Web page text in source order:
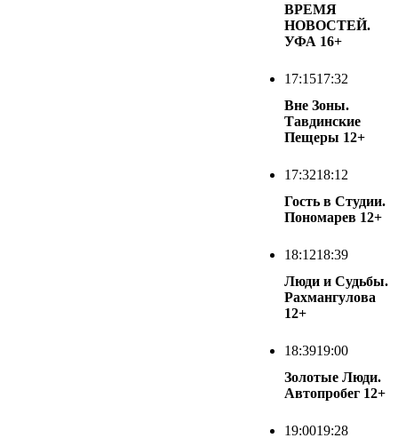
ВРЕМЯ
НОВОСТЕЙ.
УФА 16+
17:1517:32
Вне Зоны.
Тавдинские
Пещеры 12+
17:3218:12
Гость в Студии.
Пономарев 12+
18:1218:39
Люди и Судьбы.
Рахмангулова
12+
18:3919:00
Золотые Люди.
Автопробег 12+
19:0019:28